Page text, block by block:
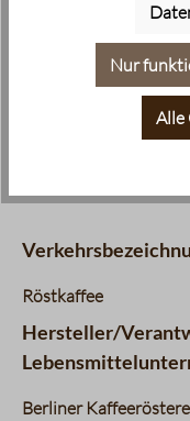
Röstkaffee
Hersteller/
Berliner
Nur
Alle